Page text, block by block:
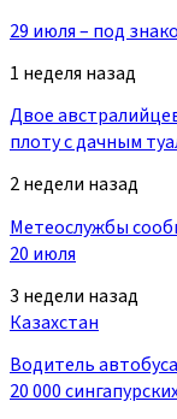
29 июля – под
1 неделя назад
Двое
плоту с дачным
2 недели назад
Метеослужбы
20 июля
3 недели назад
Казахстан
Водитель
20 000